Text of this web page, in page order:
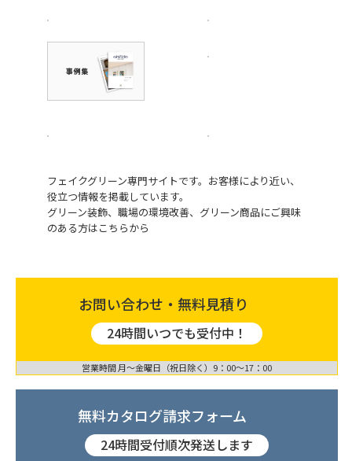
フェイクグリーン専門サイトです。お客様により近い、
役立つ情報を掲載しています。
グリーン装飾、職場の環境改善、グリーン商品にご興味
のある方はこちらから
お問い合わせ・無料見積り
24時間いつでも受付中！
営業時間 月〜金曜日（祝日除く）9：00〜17：00
無料カタログ請求フォーム
24時間受付順次発送します